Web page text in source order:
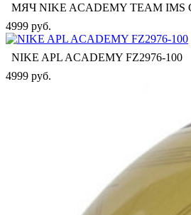
МЯЧ NIKE ACADEMY TEAM IMS
4999 руб.
NIKE APL ACADEMY FZ2976-100
4999 руб.